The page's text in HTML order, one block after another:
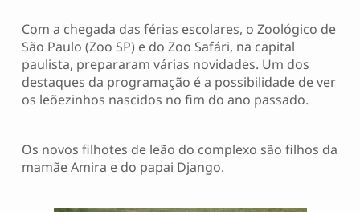
Com a chegada das férias escolares, o Zoológico de
São Paulo (Zoo SP) e do Zoo Safári, na capital
paulista, prepararam várias novidades. Um dos
destaques da programação é a possibilidade de ver
os leõezinhos nascidos no fim do ano passado.
Os novos filhotes de leão do complexo são filhos da
mamãe Amira e do papai Django.